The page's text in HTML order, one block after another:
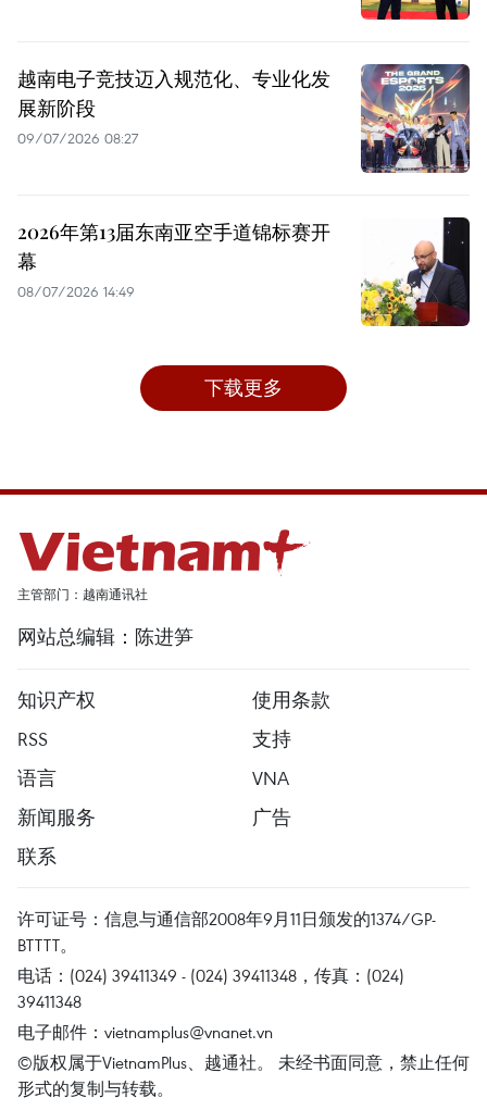
越南电子竞技迈入规范化、专业化发
展新阶段
09/07/2026 08:27
2026年第13届东南亚空手道锦标赛开
幕
08/07/2026 14:49
下载更多
主管部门：越南通讯社
网站总编辑：陈进笋
知识产权
使用条款
RSS
支持
语言
VNA
新闻服务
广告
联系
许可证号：信息与通信部2008年9月11日颁发的1374/GP-
BTTTT。
电话：(024) 39411349 - (024) 39411348，传真：(024)
39411348
电子邮件： vietnamplus@vnanet.vn
©版权属于VietnamPlus、越通社。 未经书面同意，禁止任何
形式的复制与转载。